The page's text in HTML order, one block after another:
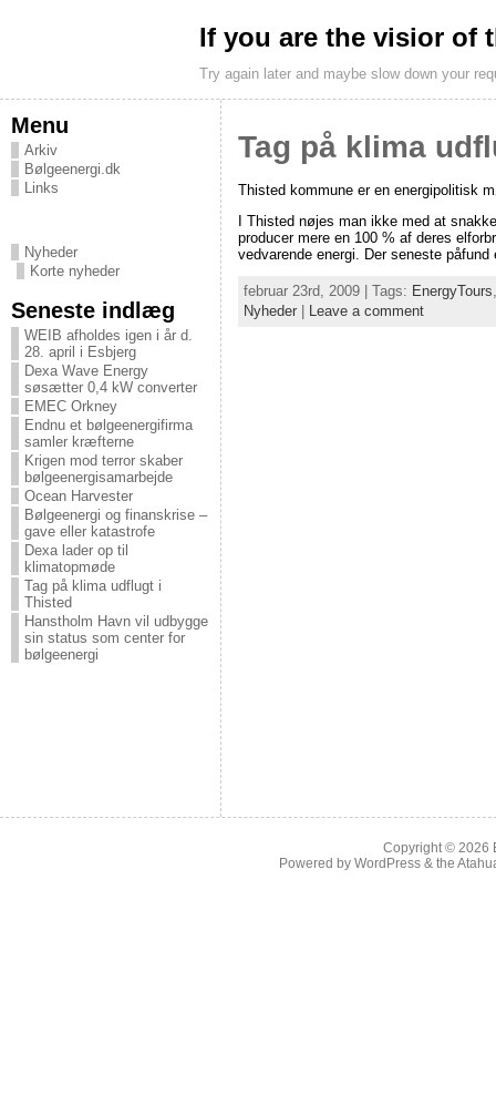
If you are the visior of
Try again later and maybe slow down your
Menu
Arkiv
Bølgeenergi.dk
Links
Nyheder
Korte nyheder
Seneste indlæg
WEIB afholdes igen i år d.
28. april i Esbjerg
Dexa Wave Energy
søsætter 0,4 kW converter
EMEC Orkney
Endnu et bølgeenergifirma
samler kræfterne
Krigen mod terror skaber
bølgeenergisamarbejde
Ocean Harvester
Bølgeenergi og finanskrise –
gave eller katastrofe
Dexa lader op til
klimatopmøde
Tag på klima udflugt i
Thisted
Hanstholm Havn vil udbygge
sin status som center for
bølgeenergi
Tag på klima
Thisted kommune er en energipolitisk
I Thisted nøjes man ikke med at
producer mere en 100 % af deres
vedvarende energi. Der seneste
februar 23rd, 2009 | Tags: EnergyTours
Nyheder
Leave a comment
Copyright © 2026
Powered by WordPress & the